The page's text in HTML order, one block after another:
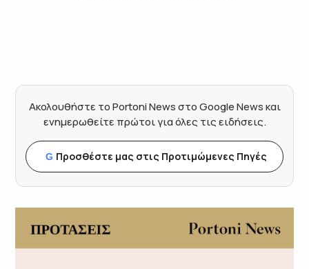
Ακολουθήστε το Portoni News στο Google News και
ενημερωθείτε πρώτοι για όλες τις ειδήσεις.
G Προσθέστε μας στις Προτιμώμενες Πηγές